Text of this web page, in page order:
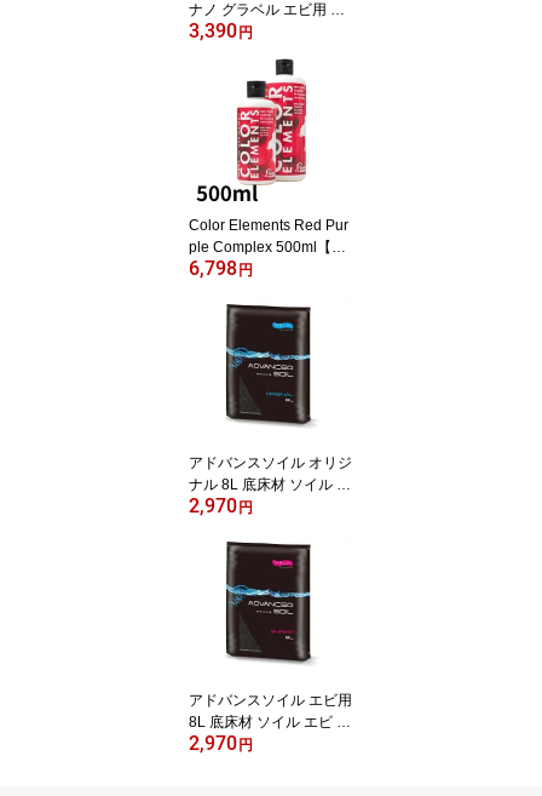
ナノ グラベル エビ用 ア
ーカンサスグレー セラミ
3,390 円
Color Elements Red Pur
ple Complex 500ml【LS
S研究所】 サンゴ イソギ
海水用品 添加剤 カラー
エレメンツ［K］
6,798 円
アドバンスソイル オリジ
ナル 8L 底床材 ソイル ア
クアリウム
2,970 円
アドバンスソイル エビ用
8L 底床材 ソイル エビ ア
クアリウム
2,970 円